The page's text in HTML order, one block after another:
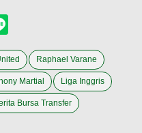
Raphael Varane
Martial Liga Inggris
Bursa Transfer